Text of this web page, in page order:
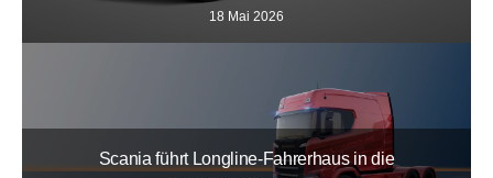
18 Mai 2026
Scania führt Longline-Fahrerhaus in die